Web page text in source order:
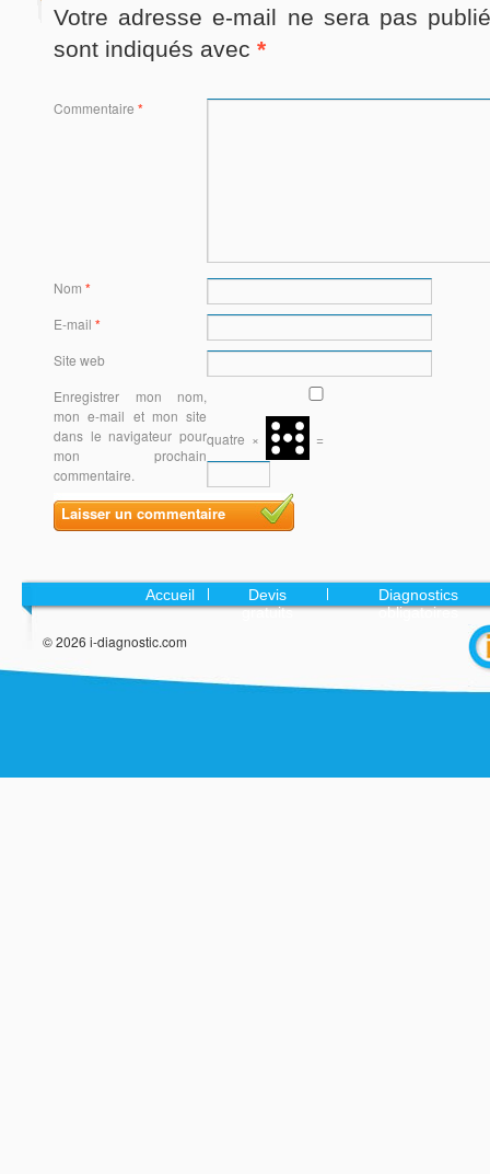
Votre adresse e-mail ne sera pas
sont indiqués avec *
Commentaire *
Nom *
E-mail *
Site web
Enregistrer mon nom,
mon e-mail et mon site
dans le navigateur pour
mon prochain
commentaire.
quatre × =
Accueil
Devis
gratuits
Diagnostics
obligatoires
© 2026 i-diagnostic.com